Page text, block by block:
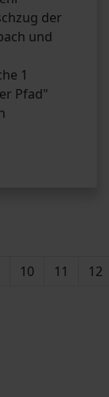
der
und
1
Pfad"
10 11 12